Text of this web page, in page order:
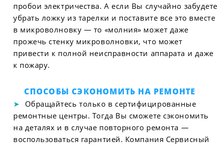
пробои электричества. А если Вы случайно забудете
убрать ложку из тарелки и поставите все это вместе
в микроволновку — то «молния» может даже
прожечь стенку микроволновки, что может
привести к полной неисправности аппарата и даже
к пожару.
СПОСОБЫ СЭКОНОМИТЬ НА РЕМОНТЕ
Обращайтесь только в сертифицированные
ремонтные центры. Тогда Вы сможете сэкономить
на деталях и в случае повторного ремонта —
воспользоваться гарантией. Компания Сервисный